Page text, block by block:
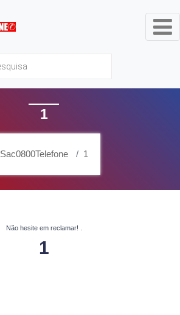
Sac0800Telefone
1
Sac0800Telefone 1
Não hesite em reclamar!
1